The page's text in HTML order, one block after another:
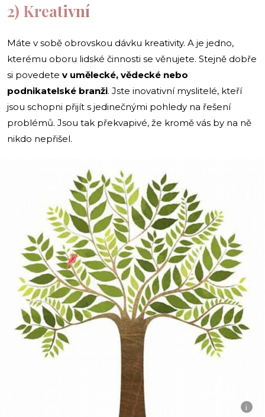
2) Kreativní
Máte v sobě obrovskou dávku kreativity. A je jedno,
kterému oboru lidské činnosti se věnujete. Stejně dobře
si povedete v umělecké, vědecké nebo
podnikatelské branži. Jste inovativní myslitelé, kteří
jsou schopni přijít s jedinečnými pohledy na řešení
problémů. Jsou tak překvapivé, že kromě vás by na ně
nikdo nepřišel.
i